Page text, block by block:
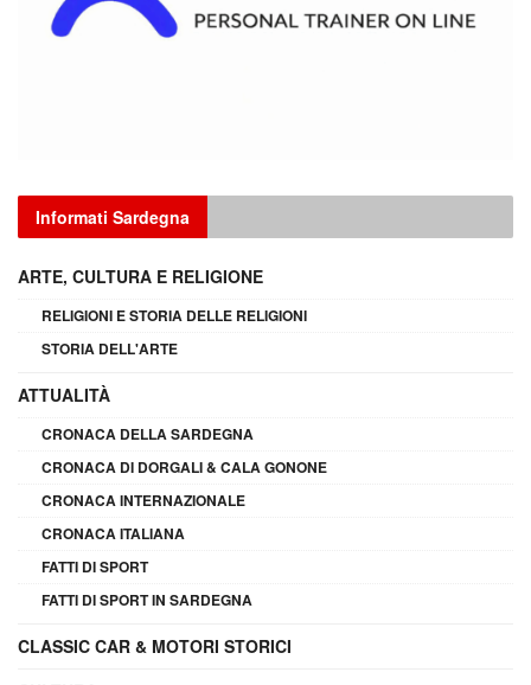
Informati Sardegna
ARTE, CULTURA E RELIGIONE
RELIGIONI E STORIA DELLE RELIGIONI
STORIA DELL'ARTE
ATTUALITÀ
CRONACA DELLA SARDEGNA
CRONACA DI DORGALI & CALA GONONE
CRONACA INTERNAZIONALE
CRONACA ITALIANA
FATTI DI SPORT
FATTI DI SPORT IN SARDEGNA
CLASSIC CAR & MOTORI STORICI